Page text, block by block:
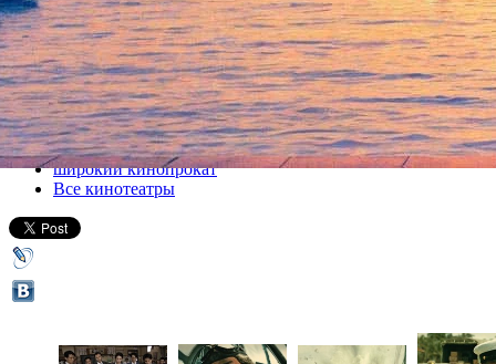
Атака на Перл-Харбор
27 марта 2013, среда-17 апреля 2013, среда
Версия для печати
Все кино
широкий кинопрокат
Все кинотеатры